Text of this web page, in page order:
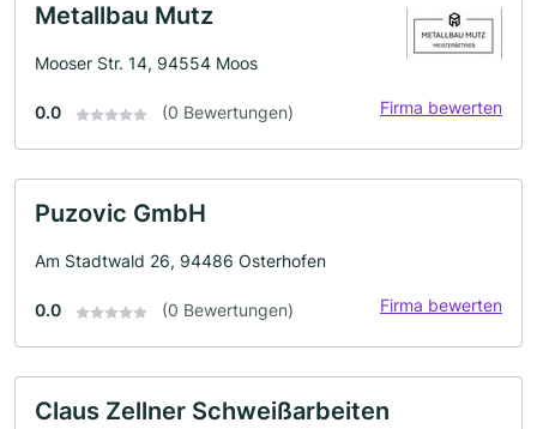
Metallbau Mutz
Mooser Str. 14, 94554 Moos
0.0 (0 Bewertungen) Firma bewerten
Puzovic GmbH
Am Stadtwald 26, 94486 Osterhofen
0.0 (0 Bewertungen) Firma bewerten
Claus Zellner Schweißarbeiten